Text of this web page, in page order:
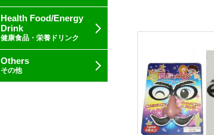
Health Food/Energy
Drink
健康食品・栄養ドリンク
Others
その他